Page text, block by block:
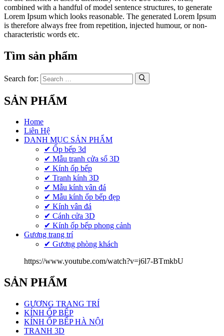
combined with a handful of model sentence structures, to generate
Lorem Ipsum which looks reasonable. The generated Lorem Ipsum
is therefore always free from repetition, injected humour, or non-
characteristic words etc.
Tìm sản phẩm
Search for:
SẢN PHẨM
Home
Liên Hệ
DANH MỤC SẢN PHẨM
✔ Ốp bếp 3d
✔ Mẫu tranh cửa sổ 3D
✔ Kính ốp bếp
✔ Tranh kính 3D
✔ Mẫu kính vân đá
✔ Mẫu kính ốp bếp đẹp
✔ Kính vân đá
✔ Cánh cửa 3D
✔ Kính ốp bếp phong cảnh
Gương trang trí
✔ Gương phòng khách
https://www.youtube.com/watch?v=j6l7-BTmkbU
SẢN PHẨM
GƯƠNG TRANG TRÍ
KÍNH ỐP BẾP
KÍNH ỐP BẾP HÀ NỘI
TRANH 3D